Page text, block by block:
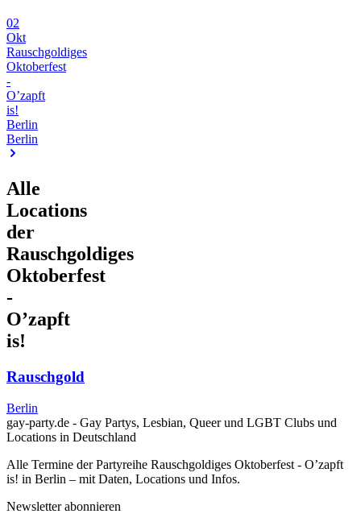
02
Okt
Rauschgoldiges
Oktoberfest
-
O’zapft
is!
Berlin
Berlin
Alle
Locations
der
Rauschgoldiges
Oktoberfest
-
O’zapft
is!
Rauschgold
Berlin
gay-party.de - Gay Partys, Lesbian, Queer und LGBT Clubs und
Locations in Deutschland
Alle Termine der Partyreihe Rauschgoldiges Oktoberfest - O’zapft
is! in Berlin – mit Daten, Locations und Infos.
Newsletter abonnieren